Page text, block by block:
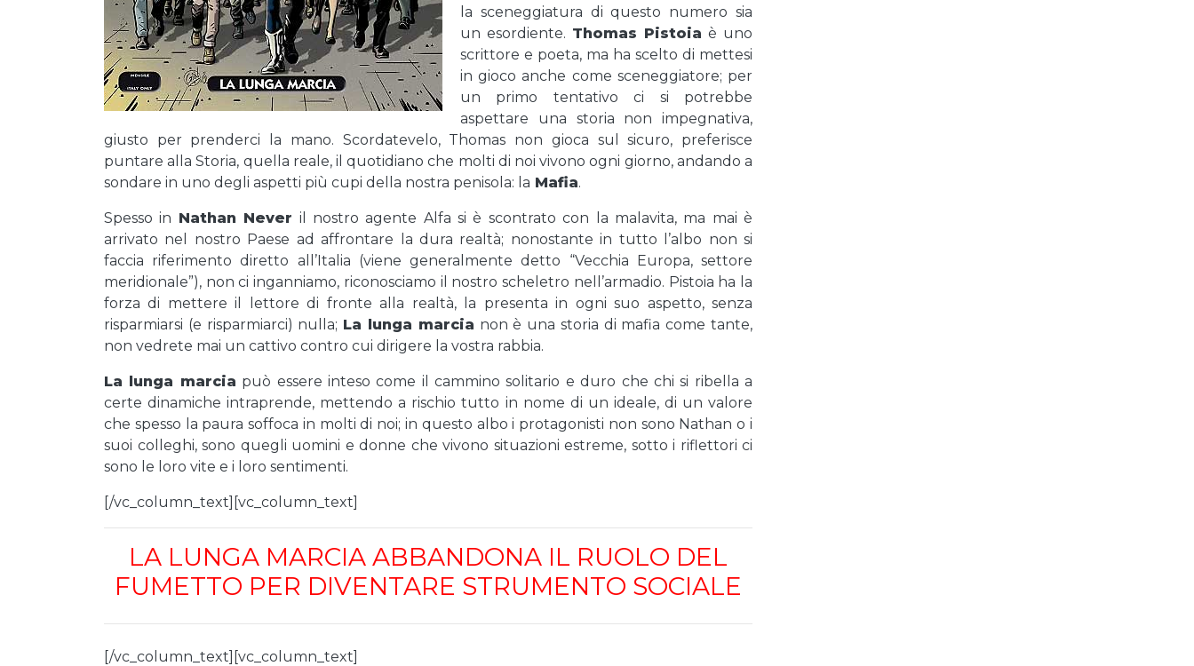
la sceneggiatura di questo numero sia
un esordiente. Thomas Pistoia è uno
scrittore e poeta, ma ha scelto di mettesi
in gioco anche come sceneggiatore; per
un primo tentativo ci si potrebbe
aspettare una storia non impegnativa,
giusto per prenderci la mano. Scordatevelo, Thomas non gioca sul sicuro, preferisce
puntare alla Storia, quella reale, il quotidiano che molti di noi vivono ogni giorno, andando a
sondare in uno degli aspetti più cupi della nostra penisola: la Mafia.
Spesso in Nathan Never il nostro agente Alfa si è scontrato con la malavita, ma mai è
arrivato nel nostro Paese ad affrontare la dura realtà; nonostante in tutto l’albo non si
faccia riferimento diretto all’Italia (viene generalmente detto “Vecchia Europa, settore
meridionale”), non ci inganniamo, riconosciamo il nostro scheletro nell’armadio. Pistoia ha la
forza di mettere il lettore di fronte alla realtà, la presenta in ogni suo aspetto, senza
risparmiarsi (e risparmiarci) nulla; La lunga marcia non è una storia di mafia come tante,
non vedrete mai un cattivo contro cui dirigere la vostra rabbia.
La lunga marcia può essere inteso come il cammino solitario e duro che chi si ribella a
certe dinamiche intraprende, mettendo a rischio tutto in nome di un ideale, di un valore
che spesso la paura soffoca in molti di noi; in questo albo i protagonisti non sono Nathan o i
suoi colleghi, sono quegli uomini e donne che vivono situazioni estreme, sotto i riflettori ci
sono le loro vite e i loro sentimenti.
[/vc_column_text][vc_column_text]
LA LUNGA MARCIA ABBANDONA IL RUOLO DEL
FUMETTO PER DIVENTARE STRUMENTO SOCIALE
[/vc_column_text][vc_column_text]